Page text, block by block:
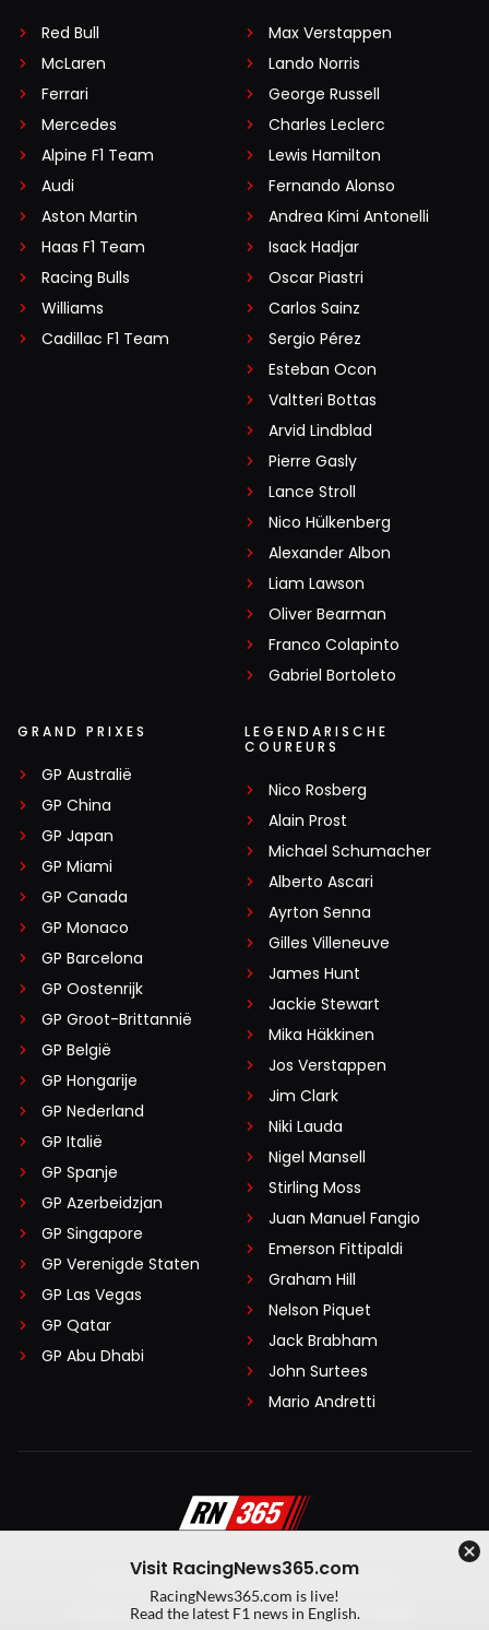
Red Bull
McLaren
Ferrari
Mercedes
Alpine F1 Team
Audi
Aston Martin
Haas F1 Team
Racing Bulls
Williams
Cadillac F1 Team
Max Verstappen
Lando Norris
George Russell
Charles Leclerc
Lewis Hamilton
Fernando Alonso
Andrea Kimi Antonelli
Isack Hadjar
Oscar Piastri
Carlos Sainz
Sergio Pérez
Esteban Ocon
Valtteri Bottas
Arvid Lindblad
Pierre Gasly
Lance Stroll
Nico Hülkenberg
Alexander Albon
Liam Lawson
Oliver Bearman
Franco Colapinto
Gabriel Bortoleto
GRAND PRIXES
GP Australië
GP China
GP Japan
GP Miami
GP Canada
GP Monaco
GP Barcelona
GP Oostenrijk
GP Groot-Brittannië
GP België
GP Hongarije
GP Nederland
GP Italië
GP Spanje
GP Azerbeidzjan
GP Singapore
GP Verenigde Staten
GP Las Vegas
GP Qatar
GP Abu Dhabi
LEGENDARISCHE
COUREURS
Nico Rosberg
Alain Prost
Michael Schumacher
Alberto Ascari
Ayrton Senna
Gilles Villeneuve
James Hunt
Jackie Stewart
Mika Häkkinen
Jos Verstappen
Jim Clark
Niki Lauda
Nigel Mansell
Stirling Moss
Juan Manuel Fangio
Emerson Fittipaldi
Graham Hill
Nelson Piquet
Jack Brabham
John Surtees
Mario Andretti
Algemene voorwaarden
Privacy Policy
Created by On Your Marks
Visit RacingNews365.com
RacingNews365.com is live!
Read the latest F1 news in English.